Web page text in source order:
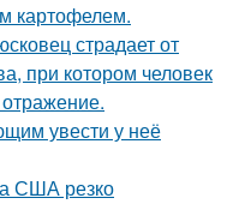
картофелем.
страдает от
при котором человек
увести у неё
США резко